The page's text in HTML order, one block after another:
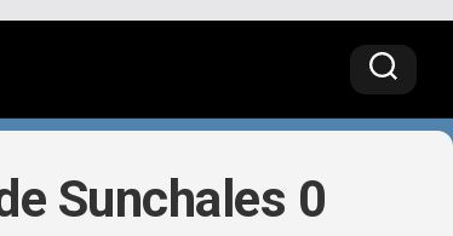
Sunchales 0